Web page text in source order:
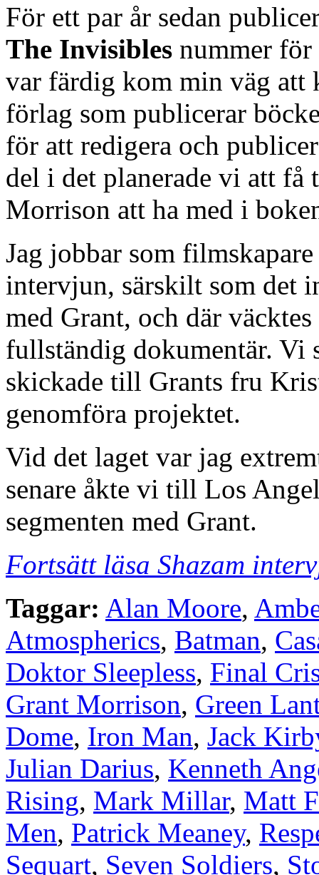
För ett par år sedan
The Invisibles nummer
var färdig kom min väg
förlag som publicerar
för att redigera och
del i det planerade vi att
Morrison att ha med i
Jag jobbar som
intervjun, särskilt som det
med Grant, och där
fullständig dokumentär. Vi
skickade till Grants fru
genomföra projektet.
Vid det laget var jag
senare åkte vi till Los
segmenten med Grant.
Fortsätt läsa Shazam
Taggar: Alan Moore,
Atmospherics, Batman,
Doktor Sleepless, Final
Grant Morrison, Green
Dome, Iron Man, Jack
Julian Darius, Kenneth
Rising, Mark Millar, Matt
Men, Patrick Meaney,
Sequart, Seven Soldiers,